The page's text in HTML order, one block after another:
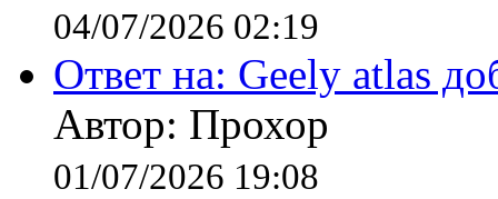
04/07/2026 02:19
Ответ на: Geely atlas
Автор: Прохор
01/07/2026 19:08